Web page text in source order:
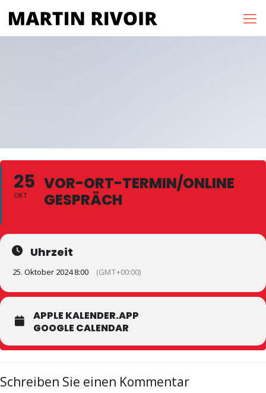
25
OKT
VOR-ORT-TERMIN/ONLINE
GESPRÄCH
Uhrzeit
25. Oktober 2024 8:00 (GMT+00:00)
APPLE KALENDER.APP
GOOGLE CALENDAR
Schreiben Sie einen Kommentar